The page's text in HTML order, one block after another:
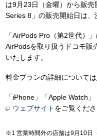
は9月23日（金曜）から販
Series 8」の販売開始日は、
「AirPods Pro（第2世代）
AirPodsを取り扱うドコモ販
いたします。
料金プランの詳細については
「iPhone」「Apple Watch
ウェブサイト をご覧くださ
営業時間外の店舗は9月10日